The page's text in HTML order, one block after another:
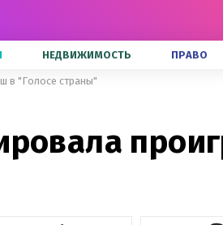
НЕДВИЖИМОСТЬ ПРАВО
в "Голосе страны"